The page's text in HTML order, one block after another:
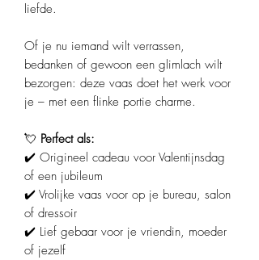
liefde.
Of je nu iemand wilt verrassen,
bedanken of gewoon een glimlach wilt
bezorgen: deze vaas doet het werk voor
je – met een flinke portie charme.
💘 Perfect als:
✔️ Origineel cadeau voor Valentijnsdag
of een jubileum
✔️ Vrolijke vaas voor op je bureau, salon
of dressoir
✔️ Lief gebaar voor je vriendin, moeder
of jezelf